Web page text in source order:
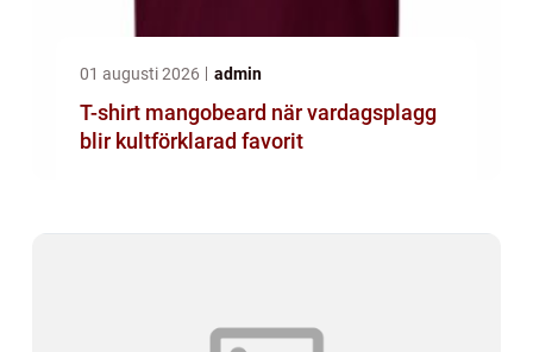
01 augusti 2026 admin
T-shirt mangobeard när vardagsplagg
blir kultförklarad favorit